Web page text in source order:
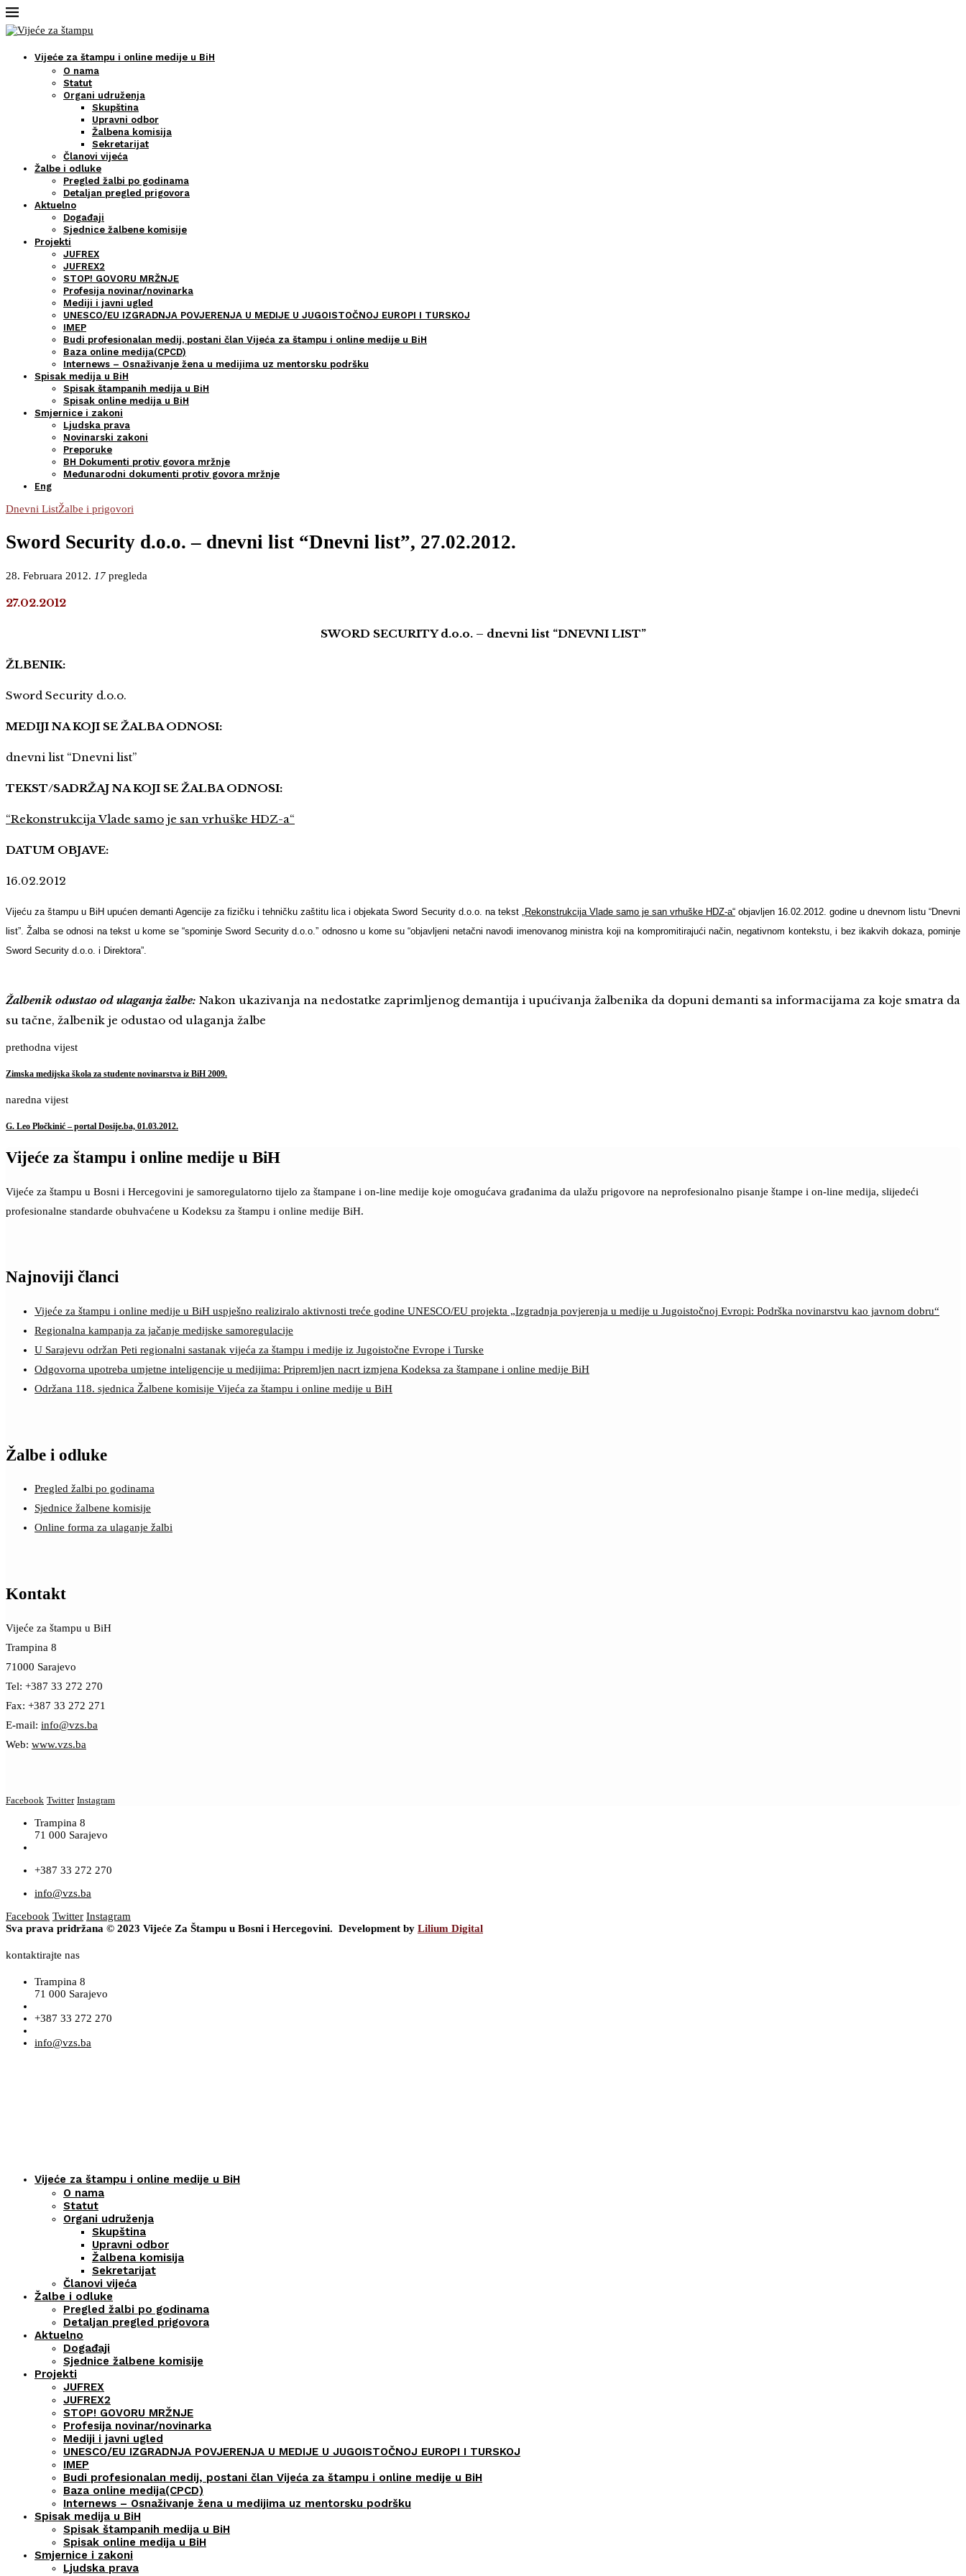
Vijeće za štampu i online medije u BiH
O nama
Statut
Organi udruženja
Skupština
Upravni odbor
Žalbena komisija
Sekretarijat
Članovi vijeća
Žalbe i odluke
Pregled žalbi po godinama
Detaljan pregled prigovora
Aktuelno
Događaji
Sjednice žalbene komisije
Projekti
JUFREX
JUFREX2
STOP! GOVORU MRŽNJE
Profesija novinar/novinarka
Mediji i javni ugled
UNESCO/EU IZGRADNJA POVJERENJA U MEDIJE U JUGOISTOČNOJ EUROPI I TURSKOJ
IMEP
Budi profesionalan medij, postani član Vijeća za štampu i online medije u BiH
Baza online medija(CPCD)
Internews – Osnaživanje žena u medijima uz mentorsku podršku
Spisak medija u BiH
Spisak štampanih medija u BiH
Spisak online medija u BiH
Smjernice i zakoni
Ljudska prava
Novinarski zakoni
Preporuke
BH Dokumenti protiv govora mržnje
Međunarodni dokumenti protiv govora mržnje
Eng
Dnevni ListŽalbe i prigovori
Sword Security d.o.o. – dnevni list “Dnevni list”, 27.02.2012.
28. Februara 2012. 17 pregleda
27.02.2012
SWORD SECURITY d.o.o. – dnevni list “DNEVNI LIST”
ŽLBENIK:
Sword Security d.o.o.
MEDIJI NA KOJI SE ŽALBA ODNOSI:
dnevni list “Dnevni list”
TEKST/SADRŽAJ NA KOJI SE ŽALBA ODNOSI:
“Rekonstrukcija Vlade samo je san vrhuške HDZ-a“
DATUM OBJAVE:
16.02.2012
Vijeću za štampu u BiH upućen demanti Agencije za fizičku i tehničku zaštitu lica i objekata Sword Security d.o.o. na tekst „Rekonstrukcija Vlade samo je san vrhuške HDZ-a“objavljen 16.02.2012. godine u dnevnom listu “Dnevni
list”. Žalba se odnosi na tekst u kome se “spominje Sword Security d.o.o.” odnosno u kome su “objavljeni netačni navodi imenovanog ministra koji na kompromitirajući način, negativnom kontekstu, i bez ikakvih dokaza, pominje
Sword Security d.o.o. i Direktora”.
Žalbenik odustao od ulaganja žalbe: Nakon ukazivanja na nedostatke zaprimljenog demantija i upućivanja žalbenika da dopuni demanti sa informacijama za koje smatra da
su tačne, žalbenik je odustao od ulaganja žalbe
prethodna vijest
Zimska medijska škola za studente novinarstva iz BiH 2009.
naredna vijest
G. Leo Pločkinić – portal Dosije.ba, 01.03.2012.
Vijeće za štampu i online medije u BiH
Vijeće za štampu u Bosni i Hercegovini je samoregulatorno tijelo za štampane i on-line medije koje omogućava građanima da ulažu prigovore na neprofesionalno pisanje štampe i on-line medija, slijedeći
profesionalne standarde obuhvaćene u Kodeksu za štampu i online medije BiH.
Najnoviji članci
Vijeće za štampu i online medije u BiH uspješno realiziralo aktivnosti treće godine UNESCO/EU projekta „Izgradnja povjerenja u medije u Jugoistočnoj Evropi: Podrška novinarstvu kao javnom dobru“
Regionalna kampanja za jačanje medijske samoregulacije
U Sarajevu održan Peti regionalni sastanak vijeća za štampu i medije iz Jugoistočne Evrope i Turske
Odgovorna upotreba umjetne inteligencije u medijima: Pripremljen nacrt izmjena Kodeksa za štampane i online medije BiH
Održana 118. sjednica Žalbene komisije Vijeća za štampu i online medije u BiH
Žalbe i odluke
Pregled žalbi po godinama
Sjednice žalbene komisije
Online forma za ulaganje žalbi
Kontakt
Vijeće za štampu u BiH
Trampina 8
71000 Sarajevo
Tel: +387 33 272 270
Fax: +387 33 272 271
E-mail: info@vzs.ba
Web: www.vzs.ba
Facebook Twitter Instagram
Trampina 8
71 000 Sarajevo
+387 33 272 270
info@vzs.ba
Facebook Twitter Instagram
Sva prava pridržana © 2023 Vijeće Za Štampu u Bosni i Hercegovini. Development by Lilium Digital
kontaktirajte nas
Trampina 8
71 000 Sarajevo
+387 33 272 270
info@vzs.ba
Vijeće za štampu i online medije u BiH
O nama
Statut
Organi udruženja
Skupština
Upravni odbor
Žalbena komisija
Sekretarijat
Članovi vijeća
Žalbe i odluke
Pregled žalbi po godinama
Detaljan pregled prigovora
Aktuelno
Događaji
Sjednice žalbene komisije
Projekti
JUFREX
JUFREX2
STOP! GOVORU MRŽNJE
Profesija novinar/novinarka
Mediji i javni ugled
UNESCO/EU IZGRADNJA POVJERENJA U MEDIJE U JUGOISTOČNOJ EUROPI I TURSKOJ
IMEP
Budi profesionalan medij, postani član Vijeća za štampu i online medije u BiH
Baza online medija(CPCD)
Internews – Osnaživanje žena u medijima uz mentorsku podršku
Spisak medija u BiH
Spisak štampanih medija u BiH
Spisak online medija u BiH
Smjernice i zakoni
Ljudska prava